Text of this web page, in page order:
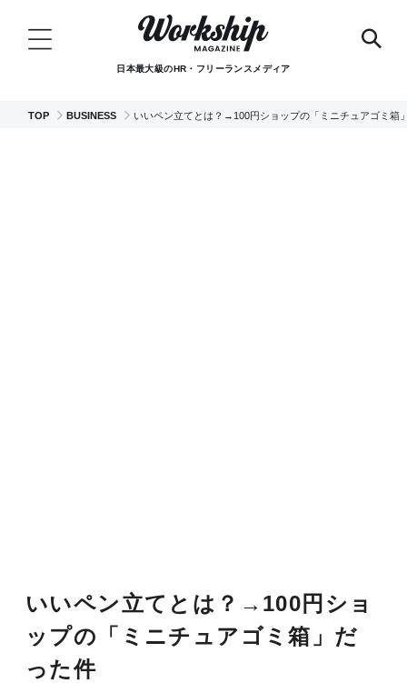
日本最大級のHR・フリーランスメディア
TOP BUSINESS いいペン立てとは？→100円ショップの「ミニチュアゴミ箱
いいペン立てとは？→100円ショ
ップの「ミニチュアゴミ箱」だ
った件